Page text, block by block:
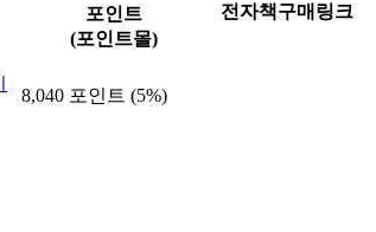
전자책구매링크
포인트
(포인트몰)
8,040 포인트 (5%)